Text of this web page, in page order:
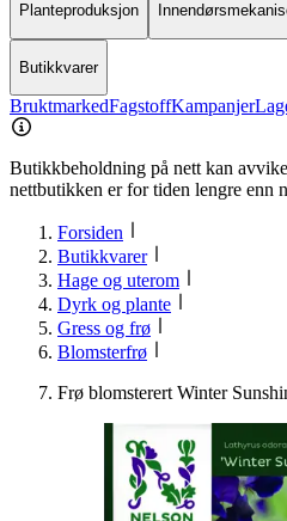
Planteproduksjon
Butikkvarer
BruktmarkedFagstoffKampanjer
Butikkbeholdning på nett kan
nettbutikken er for tiden lengre enn
Forsiden
Butikkvarer
Hage og uterom
Dyrk og plante
Gress og frø
Blomsterfrø
Frø blomsterert Winter